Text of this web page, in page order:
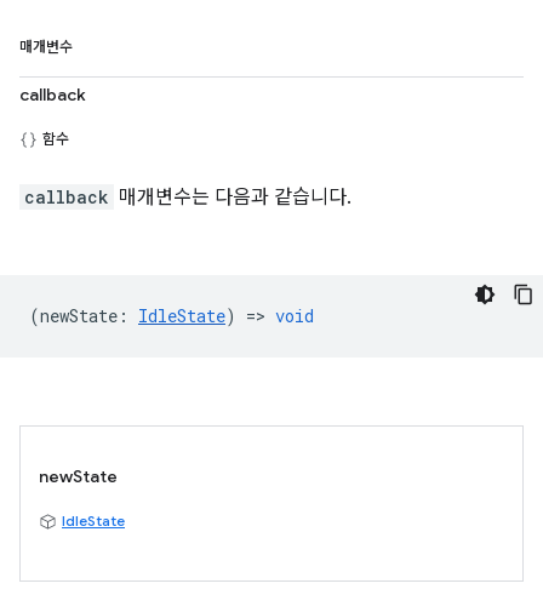
매개변수
callback
함수
callback 매개변수는 다음과 같습니다.
(newState : IdleState) => void
newState
IdleState